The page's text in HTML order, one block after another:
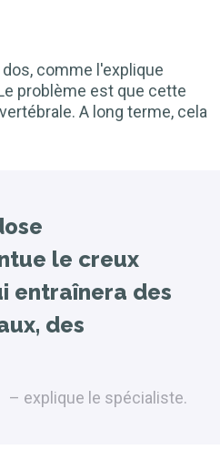
comme l'explique
problème est que cette
A long terme, cela
le creux
entraînera des
des
explique le spécialiste.